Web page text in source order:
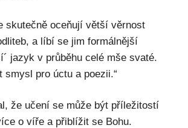
skutečně oceňují větší věrnost
a líbí se jim formálnější
jazyk v průběhu celé mše svaté.
smysl pro úctu a poezii.“
že učení se může být příležitostí
o víře a přiblížit se Bohu.